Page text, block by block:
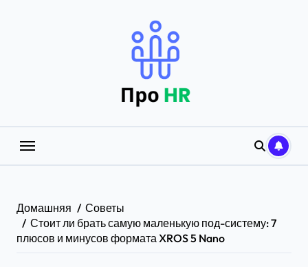
Домашняя
Советы
Стоит ли брать самую маленькую под-систему: 7
плюсов и минусов формата XROS 5 Nano